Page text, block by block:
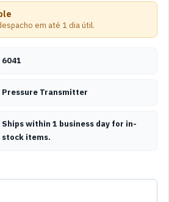
em até 1 dia útil.
6041
Pressure Transmitter
Ships within 1 business day for in-
stock items.